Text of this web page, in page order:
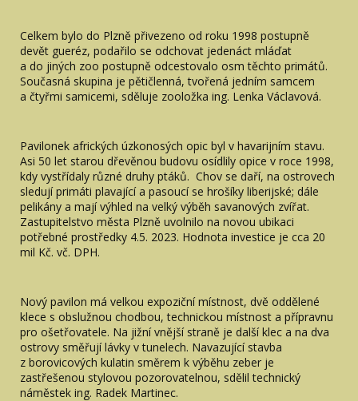
Celkem bylo do Plzně přivezeno od roku 1998 postupně
devět gueréz, podařilo se odchovat jedenáct mláďat
a do jiných zoo postupně odcestovalo osm těchto primátů.
Současná skupina je pětičlenná, tvořená jedním samcem
a čtyřmi samicemi, sděluje zooložka ing. Lenka Václavová.
Pavilonek afrických úzkonosých opic byl v havarijním stavu.
Asi 50 let starou dřevěnou budovu osídlily opice v roce 1998,
kdy vystřídaly různé druhy ptáků. Chov se daří, na ostrovech
sledují primáti plavající a pasoucí se hrošíky liberijské; dále
pelikány a mají výhled na velký výběh savanových zvířat.
Zastupitelstvo města Plzně uvolnilo na novou ubikaci
potřebné prostředky 4.5. 2023. Hodnota investice je cca 20
mil Kč. vč. DPH.
Nový pavilon má velkou expoziční místnost, dvě oddělené
klece s obslužnou chodbou, technickou místnost a přípravnu
pro ošetřovatele. Na jižní vnější straně je další klec a na dva
ostrovy směřují lávky v tunelech. Navazující stavba
z borovicových kulatin směrem k výběhu zeber je
zastřešenou stylovou pozorovatelnou, sdělil technický
náměstek ing. Radek Martinec.